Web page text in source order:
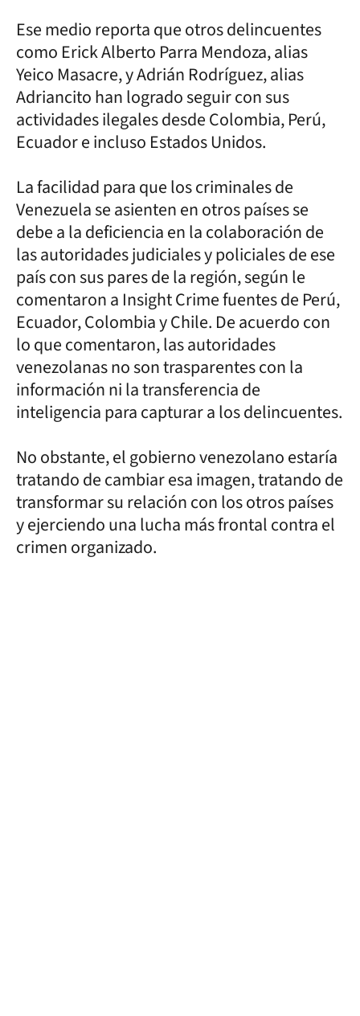
Ese medio reporta que otros delincuentes
como Erick Alberto Parra Mendoza, alias
Yeico Masacre, y Adrián Rodríguez, alias
Adriancito han logrado seguir con sus
actividades ilegales desde Colombia, Perú,
Ecuador e incluso Estados Unidos.
La facilidad para que los criminales de
Venezuela se asienten en otros países se
debe a la deficiencia en la colaboración de
las autoridades judiciales y policiales de ese
país con sus pares de la región, según le
comentaron a Insight Crime fuentes de Perú,
Ecuador, Colombia y Chile. De acuerdo con
lo que comentaron, las autoridades
venezolanas no son trasparentes con la
información ni la transferencia de
inteligencia para capturar a los delincuentes.
No obstante, el gobierno venezolano estaría
tratando de cambiar esa imagen, tratando de
transformar su relación con los otros países
y ejerciendo una lucha más frontal contra el
crimen organizado.